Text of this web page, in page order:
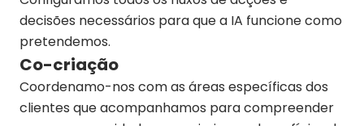
decisões necessários para que a IA funcione como
pretendemos.
Co-criação
Coordenamo-nos com as áreas específicas dos
clientes que acompanhamos para compreender